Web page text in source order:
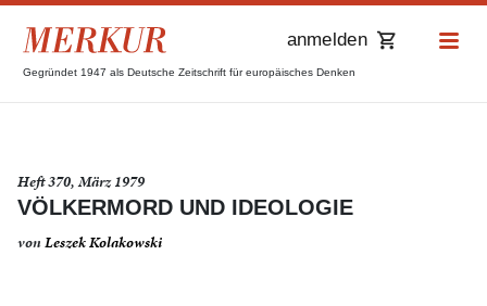
Gegründet 1947 als Deutsche Zeitschrift für europäisches Denken
anmelden
Heft 370, März 1979
VÖLKERMORD UND IDEOLOGIE
vonLeszek Kolakowski